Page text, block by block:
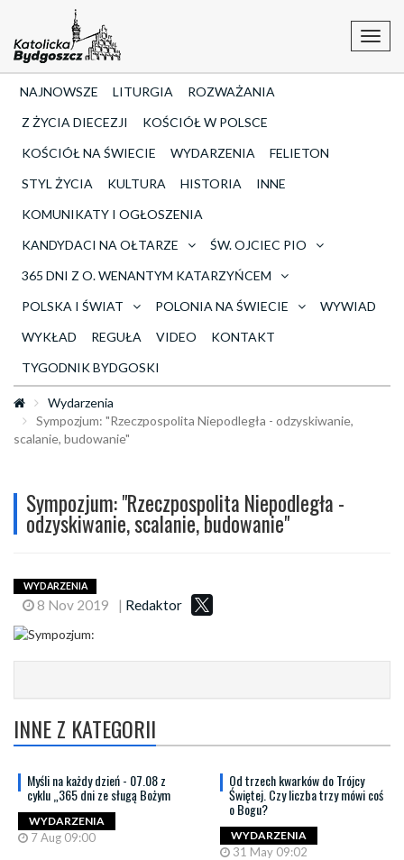
NAJNOWSZE LITURGIA
ROZWAŻANIA
Z ŻYCIA DIECEZJI
KOŚCIÓŁ W POLSCE
KOŚCIÓŁ NA ŚWIECIE
WYDARZENIA
FELIETON
STYL ŻYCIA
KULTURA HISTORIA
INNE
KOMUNIKATY I OGŁOSZENIA
KANDYDACI NA OŁTARZE
ŚW. OJCIEC PIO
365 DNI Z O. WENANTYM KATARZYŃCEM
POLSKA I ŚWIAT
POLONIA NA ŚWIECIE
WYWIAD
WYKŁAD
REGUŁA VIDEO
KONTAKT
TYGODNIK BYDGOSKI
Wydarzenia
Sympozjum: "Rzeczpospolita Niepodległa - odzyskiwanie,
scalanie, budowanie"
Sympozjum: "Rzeczpospolita Niepodległa -
odzyskiwanie, scalanie, budowanie"
WYDARZENIA
8 Nov 2019 | Redaktor
INNE Z KATEGORII
Myśli na każdy dzień - 07.08 z
cyklu „365 dni ze sługą Bożym
WYDARZENIA
7 Aug 09:00
Od trzech kwarków do Trójcy
Świętej. Czy liczba trzy mówi coś
o Bogu?
WYDARZENIA
31 May 09:02